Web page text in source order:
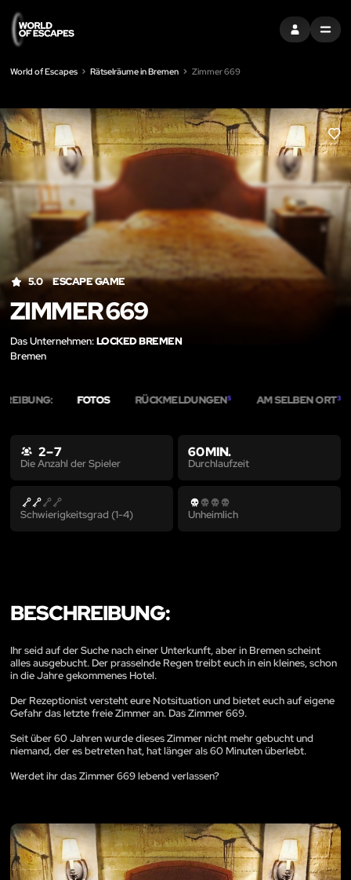
EINTRAGEN
MENU
World of Escapes Rätselräume in Bremen Zimmer 669
LIKE
5.0 ESCAPE GAME
ZIMMER 669
Das Unternehmen:LOCKED BREMEN
Bremen
FOTOS RÜCKMELDUNGEN5 AM SELBEN ORT3
2 – 7
Die Anzahl der Spieler
60 MIN.
Durchlaufzeit
Schwierigkeitsgrad (1-4) Unheimlich
BESCHREIBUNG:
Ihr seid auf der Suche nach einer Unterkunft, aber in Bremen scheint
alles ausgebucht. Der prasselnde Regen treibt euch in ein kleines, schon
in die Jahre gekommenes Hotel.
Der Rezeptionist versteht eure Notsituation und bietet euch auf eigene
Gefahr das letzte freie Zimmer an. Das Zimmer 669.
Seit über 60 Jahren wurde dieses Zimmer nicht mehr gebucht und
niemand, der es betreten hat, hat länger als 60 Minuten überlebt.
Werdet ihr das Zimmer 669 lebend verlassen?